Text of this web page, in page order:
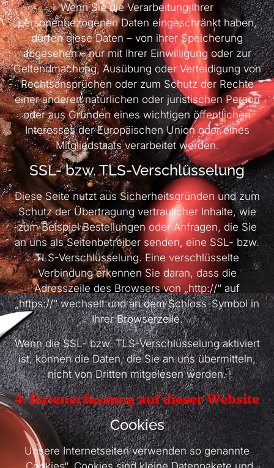
Wenn Sie die Verarbeitung Ihrer
personenbezogenen Daten eingeschränkt haben,
dürfen diese Daten – von ihrer Speicherung
abgesehen – nur mit Ihrer Einwilligung oder zur
Geltendmachung, Ausübung oder Verteidigung von
Rechtsansprüchen oder zum Schutz der Rechte
einer anderen natürlichen oder juristischen Person
oder aus Gründen eines wichtigen öffentlichen
Interesses der Europäischen Union oder eines
Mitgliedstaats verarbeitet werden.
SSL- bzw. TLS-Verschlüsselung
Diese Seite nutzt aus Sicherheitsgründen und zum
Schutz der Übertragung vertraulicher Inhalte, wie
zum Beispiel Bestellungen oder Anfragen, die Sie
an uns als Seitenbetreiber senden, eine SSL- bzw.
TLS-Verschlüsselung. Eine verschlüsselte
Verbindung erkennen Sie daran, dass die
Adresszeile des Browsers von „http://“ auf
„https://“ wechselt und an dem Schloss-Symbol in
Ihrer Browserzeile.
Wenn die SSL- bzw. TLS-Verschlüsselung aktiviert
ist, können die Daten, die Sie an uns übermitteln,
nicht von Dritten mitgelesen werden.
4. Datenerfassung auf dieser Website
Cookies
Unsere Internetseiten verwenden so genannte